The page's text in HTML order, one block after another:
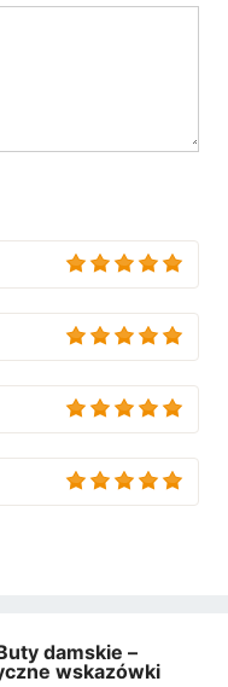
damskie –
wskazówki